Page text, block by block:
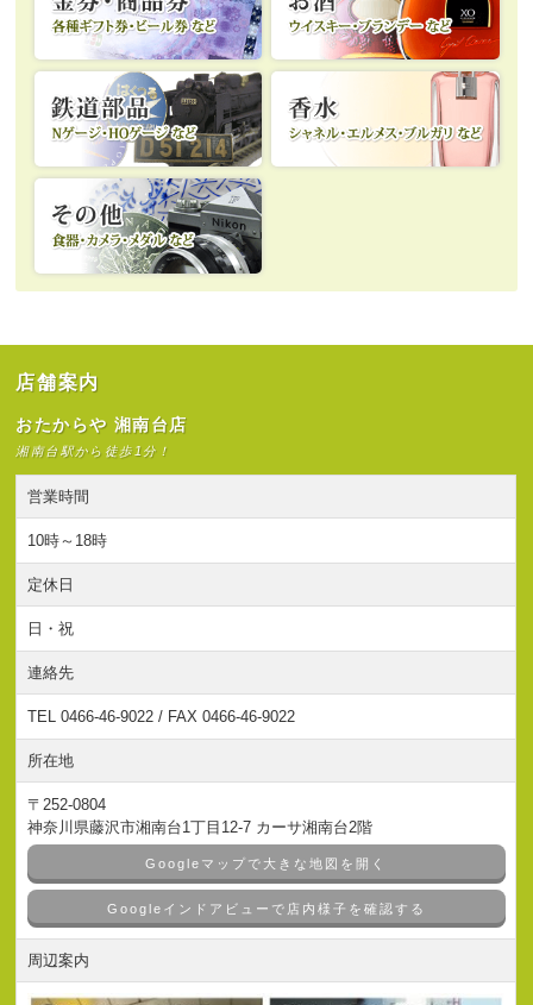
店舗案内
おたからや 湘南台店
湘南台駅から徒歩1分！
営業時間
10時～18時
定休日
日・祝
連絡先
TEL 0466-46-9022 / FAX 0466-46-9022
所在地
〒252-0804
神奈川県藤沢市湘南台1丁目12-7 カーサ湘南台2階
Googleマップで大きな地図を開く
Googleインドアビューで店内様子を確認する
周辺案内